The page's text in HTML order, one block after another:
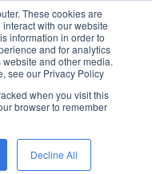
These cookies are
with our website
information in order to
and for analytics
and other media.
see our Privacy Policy
when you visit this
browser to remember
Decline All
/